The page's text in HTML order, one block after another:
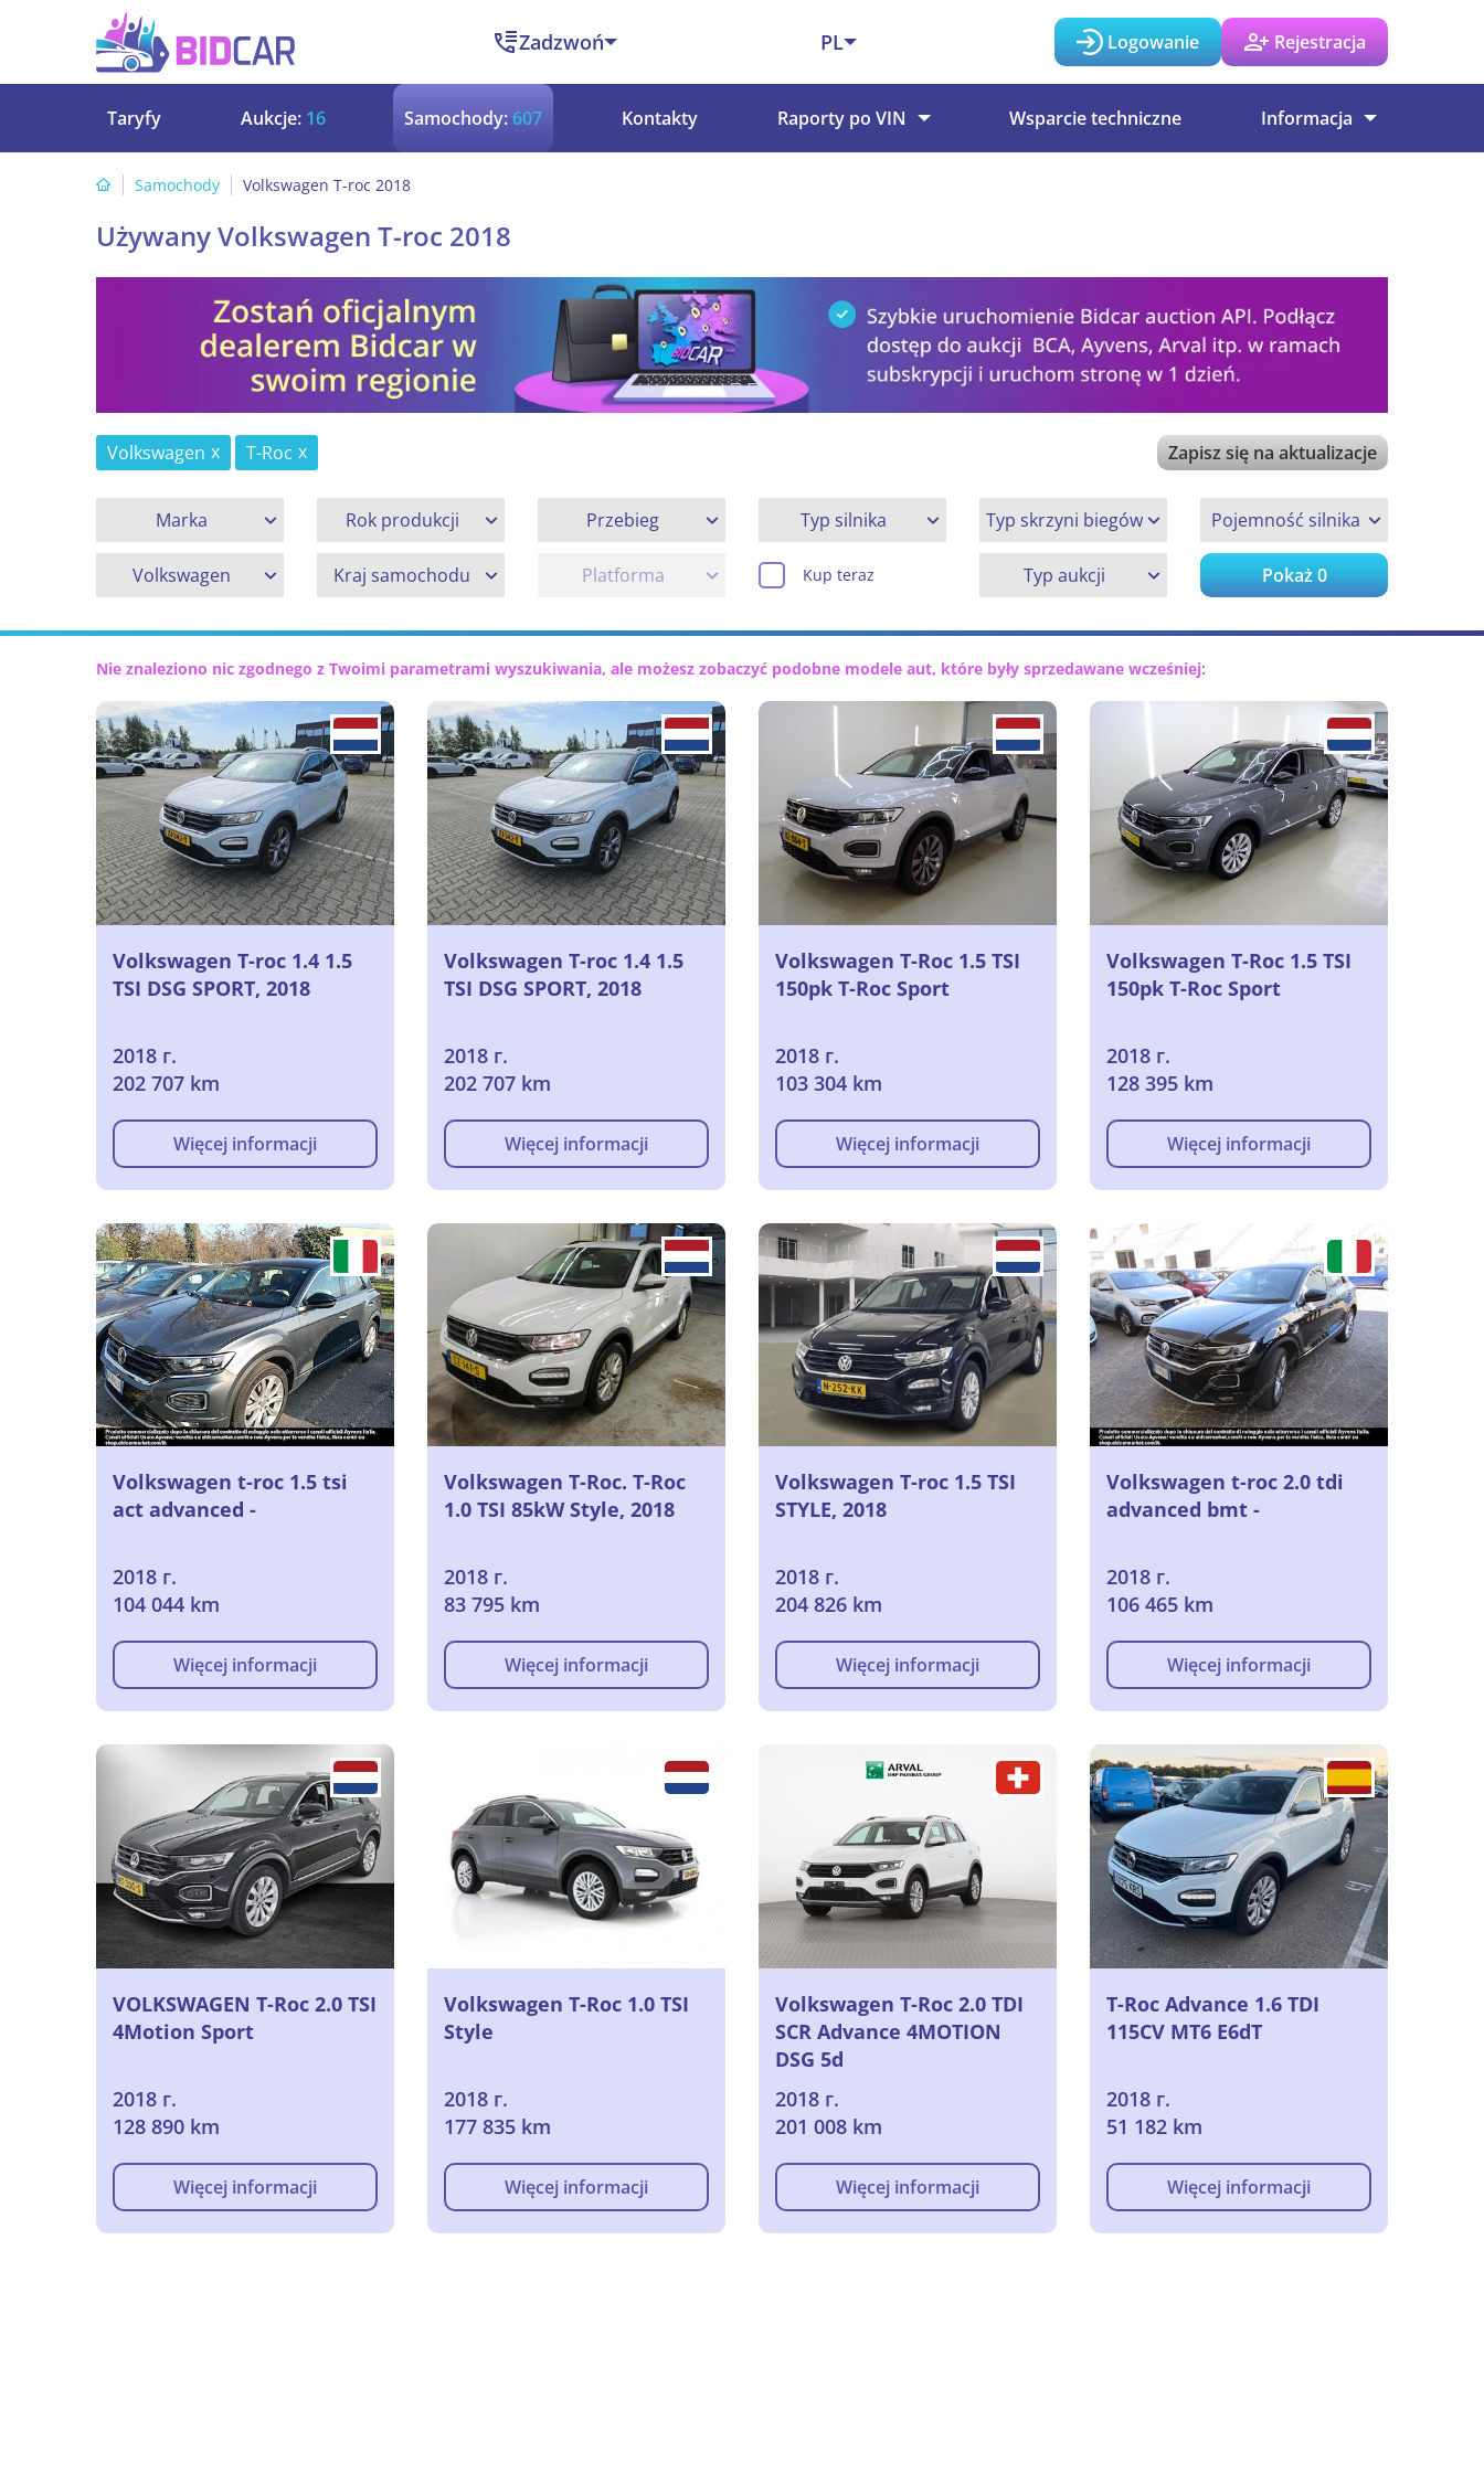
Zadzwoń PL Logowanie Rejestracja
Taryfy Aukcje: 16 Samochody:607 Kontakty Raporty po VIN Wsparcie techniczne Informacja
Samochody Volkswagen T-roc 2018
Używany Volkswagen T-roc 2018
Volkswagen T-Roc Zapisz się na aktualizacje
Marka
Volkswagen
Rok produkcji Przebieg Typ silnika Typ skrzyni biegów Pojemność silnika
Kraj samochodu Platforma Kup teraz Typ aukcji Pokaż0
Nie znaleziono nic zgodnego z Twoimi parametrami wyszukiwania, ale możesz zobaczyć podobne modele aut, które były sprzedawane wcześniej:
Volkswagen T-roc 1.4 1.5
TSI DSG SPORT, 2018
2018 г.
202 707 km
Więcej informacji
Volkswagen T-roc 1.4 1.5
TSI DSG SPORT, 2018
2018 г.
202 707 km
Więcej informacji
Volkswagen T-Roc 1.5 TSI
150pk T-Roc Sport
2018 г.
103 304 km
Więcej informacji
Volkswagen T-Roc 1.5 TSI
150pk T-Roc Sport
2018 г.
128 395 km
Więcej informacji
Volkswagen t-roc 1.5 tsi
act advanced -
2018 г.
104 044 km
Więcej informacji
Volkswagen T-Roc. T-Roc
1.0 TSI 85kW Style, 2018
2018 г.
83 795 km
Więcej informacji
Volkswagen T-roc 1.5 TSI
STYLE, 2018
2018 г.
204 826 km
Więcej informacji
Volkswagen t-roc 2.0 tdi
advanced bmt -
2018 г.
106 465 km
Więcej informacji
VOLKSWAGEN T-Roc 2.0 TSI
4Motion Sport
2018 г.
128 890 km
Więcej informacji
Volkswagen T-Roc 1.0 TSI
Style
2018 г.
177 835 km
Więcej informacji
Volkswagen T-Roc 2.0 TDI
SCR Advance 4MOTION
DSG 5d
2018 г.
201 008 km
Więcej informacji
T-Roc Advance 1.6 TDI
115CV MT6 E6dT
2018 г.
51 182 km
Więcej informacji